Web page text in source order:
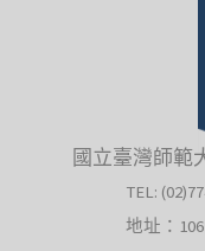
國立臺灣師範
TEL:
地址：